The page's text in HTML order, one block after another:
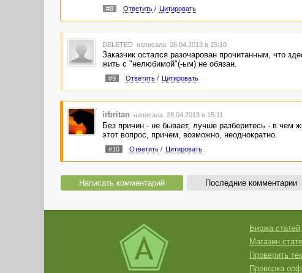
#8 Ответить/ Цитировать
DELETED написала 28.04.2013 в 15:10
Заказчик остался разочарован прочитанным, что
жить с "нелюбимой"(-ым) не обязан.
#9 Ответить/ Цитировать
irbritan написала 28.04.2013 в 15:11
Без причин - не бывает, лучше разберитесь - в чем
этот вопрос, причем, возможно, неоднократно.
#10 Ответить/ Цитировать
Написать комментарий Последние комментарии
Биржа статей
Магазин
Проверить
Проверка